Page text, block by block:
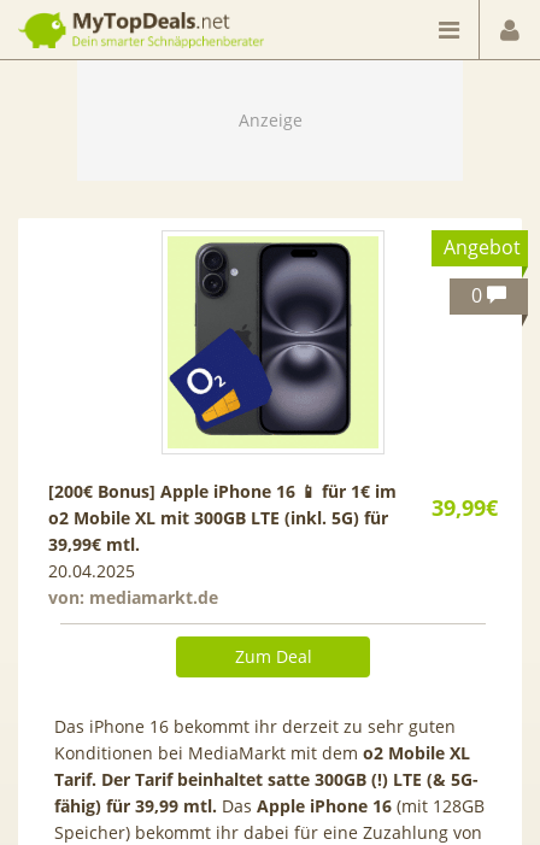
Dein smarter Schnäppchenberater
Angebot
0
39,99€
[200€ Bonus] Apple iPhone 16 📱 für 1€ im
o2 Mobile XL mit 300GB LTE (inkl. 5G) für
39,99€ mtl.
20.04.2025
von: mediamarkt.de
Zum Deal
Das iPhone 16 bekommt ihr derzeit zu sehr guten
Konditionen bei MediaMarkt mit dem o2 Mobile XL
Tarif. Der Tarif beinhaltet satte 300GB (!) LTE (& 5G-
fähig) für 39,99 mtl. Das Apple iPhone 16 (mit 128GB
Speicher) bekommt ihr dabei für eine Zuzahlung von